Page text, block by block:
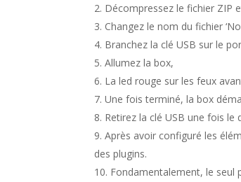
Décompressez le fichier ZIP
Changez le nom du fichier
Branchez la clé USB sur le
Allumez la box,
La led rouge sur les feux
Une fois terminé, la box
Retirez la clé USB une fois le
Après avoir configuré les
des plugins.
Fondamentalement, le seul